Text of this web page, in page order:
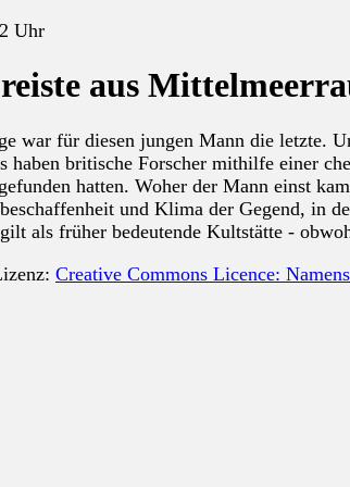
Uhr
aus
war für diesen jungen Mann die letzte.
haben britische Forscher mithilfe einer
hatten. Woher der Mann einst
und Klima der Gegend, in
als früher bedeutende Kultstätte -
Creative Commons Licence: